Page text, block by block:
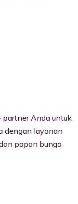
Anda untuk
dengan layanan
papan bunga